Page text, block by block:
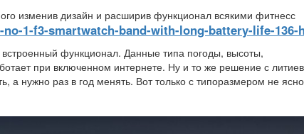
изменив дизайн и расширив функционал всякими фитнесс
1-f3-smartwatch-band-with-long-battery-life-136-
функционал. Данные типа погоды, высоты,
при включенном интернете. Ну и то же решение с
а нужно раз в год менять. Вот только с типоразмером не